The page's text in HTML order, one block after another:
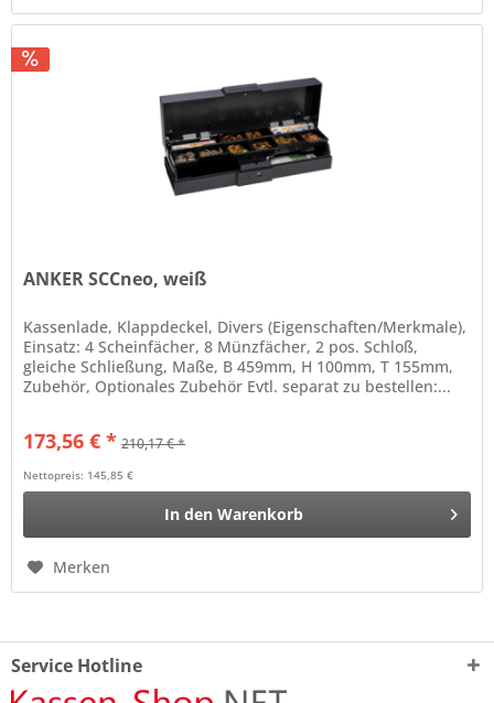
ANKER SCCneo, weiß
Kassenlade, Klappdeckel, Divers (Eigenschaften/Merkmale),
Einsatz: 4 Scheinfächer, 8 Münzfächer, 2 pos. Schloß,
gleiche Schließung, Maße, B 459mm, H 100mm, T 155mm,
Zubehör, Optionales Zubehör Evtl. separat zu bestellen:...
173,56 € * 210,17 € *
Nettopreis: 145,85 €
In den Warenkorb
Merken
Service Hotline